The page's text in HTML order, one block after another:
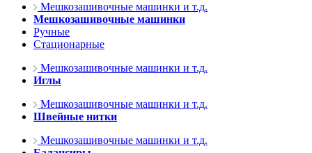
Мешкозашивочные машинки и т.д.
Мешкозашивочные машинки
Ручные
Стационарные
Мешкозашивочные машинки и т.д.
Иглы
Мешкозашивочные машинки и т.д.
Швейные нитки
Мешкозашивочные машинки и т.д.